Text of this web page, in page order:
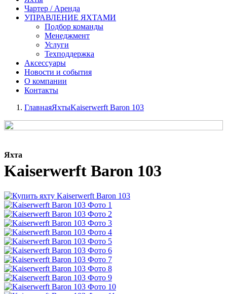
Чартер / Аренда
УПРАВЛЕНИЕ ЯХТАМИ
Подбор команды
Менеджмент
Услуги
Техподдержка
Аксессуары
Новости и события
О компании
Контакты
ГлавнаяЯхтыKaiserwerft Baron 103
Яхта
Kaiserwerft Baron 103